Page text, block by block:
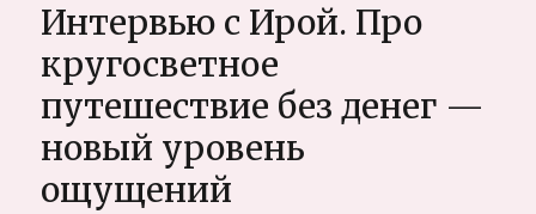
плюсы
в
Таиланде,
Вьетнаме,
Бали
(Юго-
Восточной
Интервью с Ирой. Про
кругосветное
путешествие без денег —
новый уровень
ощущений